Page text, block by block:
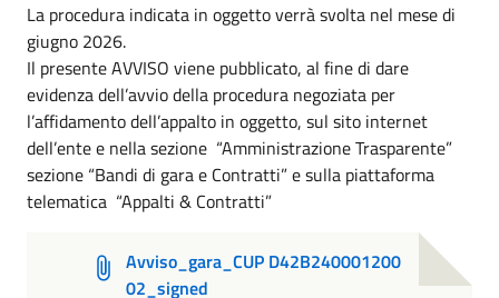
La procedura indicata in oggetto verrà svolta nel mese di
giugno 2026.
Il presente AVVISO viene pubblicato, al fine di dare
evidenza dell’avvio della procedura negoziata per
l’affidamento dell’appalto in oggetto, sul sito internet
dell’ente e nella sezione “Amministrazione Trasparente”
sezione “Bandi di gara e Contratti” e sulla piattaforma
telematica “Appalti & Contratti”
Avviso_gara_CUP D42B240001200
02_signed